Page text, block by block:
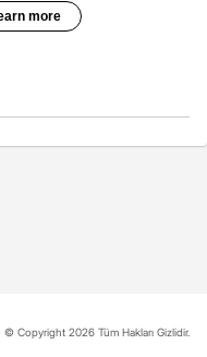
© Copyright 2026 Tüm Hakları Gizlidir.